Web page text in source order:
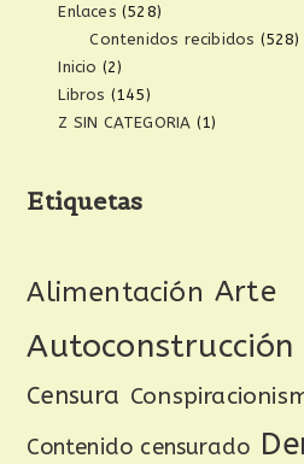
Enlaces (528)
Contenidos recibidos (528)
Inicio (2)
Libros (145)
Z SIN CATEGORIA (1)
Etiquetas
Alimentación Arte
Autoconstrucción
Censura
Contenido censurado